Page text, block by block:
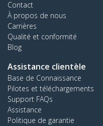
Contact
À propos de nous
Carrières
Qualité et conformité
Blog
Assistance clientèle
Base de Connaissance
Pilotes et téléchargements
Support FAQs
Assistance
Politique de garantie